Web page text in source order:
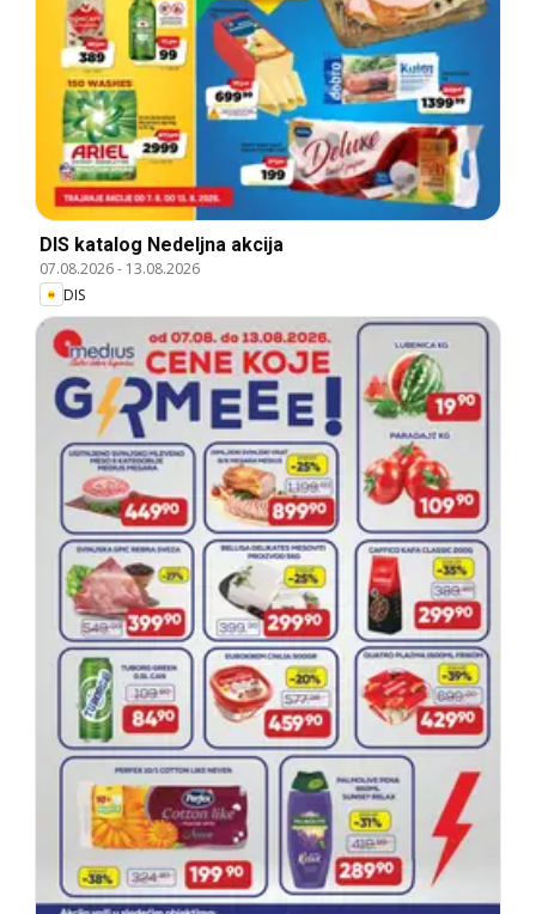
DIS katalog Nedeljna akcija
07.08.2026- 13.08.2026
DIS